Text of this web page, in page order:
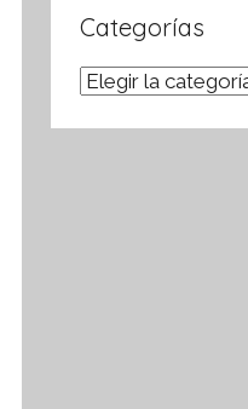
Categorías
Categorías